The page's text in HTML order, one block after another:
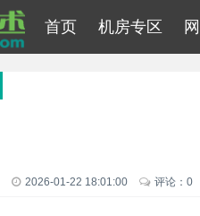
首页 机房专区
2026-01-22 18:01:00 评论：0